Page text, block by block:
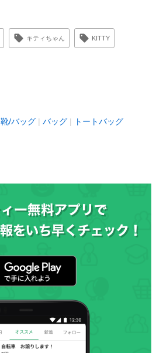
キティちゃん KITTY
靴/バッグ バッグ トートバッグ